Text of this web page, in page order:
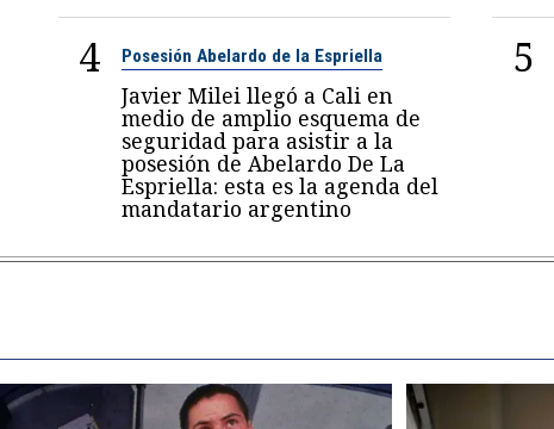
4 Posesión Abelardo de la Espriella
Javier Milei llegó a Cali en
medio de amplio esquema de
seguridad para asistir a la
posesión de Abelardo De La
Espriella: esta es la agenda del
mandatario argentino
5